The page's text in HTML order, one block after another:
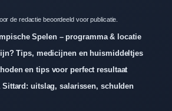
de redactie beoordeeld voor publicatie.
Spelen – programma & locatie
Tips, medicijnen en huismiddeltjes
en tips voor perfect resultaat
Sittard: uitslag, salarissen, schulden